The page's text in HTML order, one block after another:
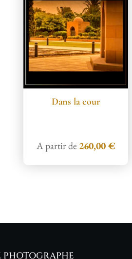
Dans la cour
A partir de 260,00€